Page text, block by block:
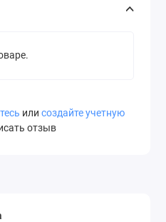
или создайте учетную
отзыв